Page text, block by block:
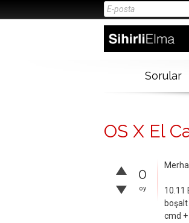
Sorular
OS X El
0
oy
10.11
cmd +